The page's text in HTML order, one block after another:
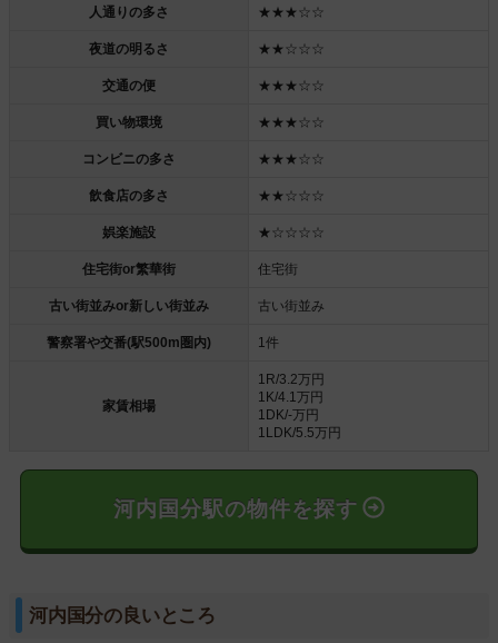
人通りの多さ ★★★☆☆
夜道の明るさ ★★☆☆☆
交通の便 ★★★☆☆
買い物環境 ★★★☆☆
コンビニの多さ ★★★☆☆
飲食店の多さ ★★☆☆☆
娯楽施設 ★☆☆☆☆
住宅街or繁華街 住宅街
古い街並みor新しい街並み 古い街並み
警察署や交番(駅500m圏内) 1件
家賃相場
1R/3.2万円
1K/4.1万円
1DK/-万円
1LDK/5.5万円
河内国分駅の物件を探す
河内国分の良いところ